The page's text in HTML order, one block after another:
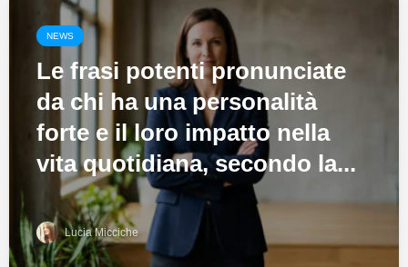
NEWS
Le frasi potenti pronunciate
da chi ha una personalità
forte e il loro impatto nella
vita quotidiana, secondo la...
Lucia Micciche